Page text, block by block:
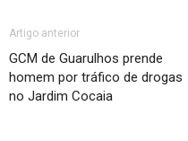
Artigo anterior
GCM de Guarulhos prende
homem por tráfico de drogas
no Jardim Cocaia